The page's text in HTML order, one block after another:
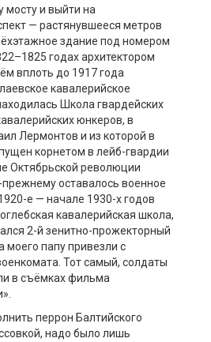
мосту и выйти на
— растянувшееся метров
здание под номером
годах архитектором
вплоть до 1917 года
кавалерийское
Школа гвардейских
юнкеров, в
Лермонтов и из которой в
корнетом в лейб-гвардии
Октябрьской революции
оставалось военное
е — начале 1930-х годов
кавалерийская школа,
2-й зенитно-прожекторный
моего папу привезли с
Тот самый, солдаты
в съёмках фильма
перрон Балтийского
надо было лишь